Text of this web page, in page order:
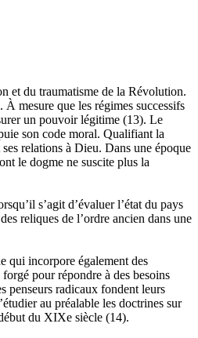
et du traumatisme de la Révolution.
mesure que les régimes successifs
un pouvoir légitime (13). Le
son code moral. Qualifiant la
relations à Dieu. Dans une époque
le dogme ne suscite plus la
s’agit d’évaluer l’état du pays
reliques de l’ordre ancien dans une
qui incorpore également des
pour répondre à des besoins
penseurs radicaux fondent leurs
au préalable les doctrines sur
du XIXe siècle (14).